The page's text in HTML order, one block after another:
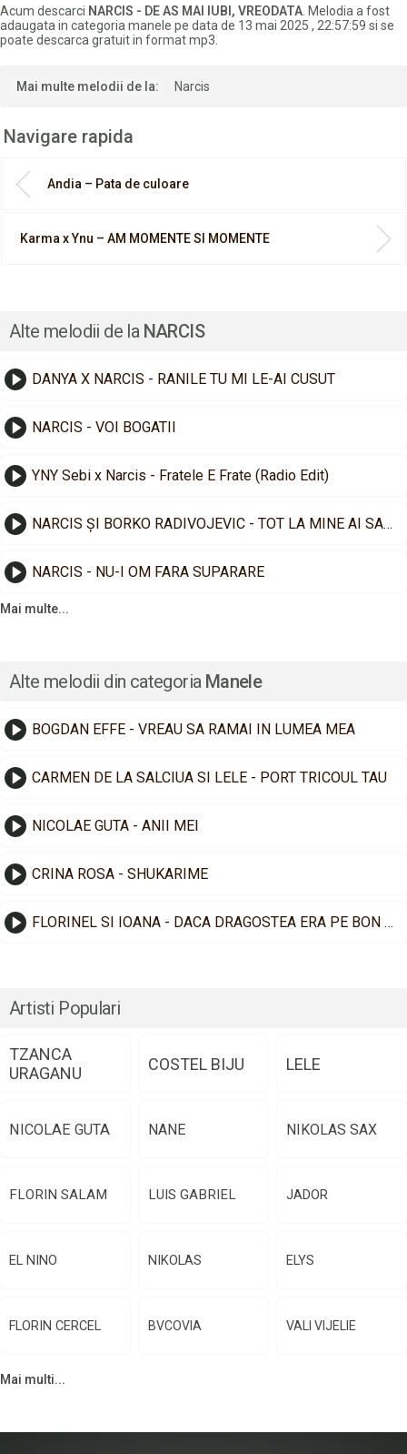
Acum descarci NARCIS - DE AS MAI IUBI, VREODATA . Melodia a fost
adaugata in categoria manele pe data de 13 mai 2025 , 22:57:59 si se
poate descarca gratuit in format mp3.
Mai multe melodii de la: Narcis
Navigare rapida
Andia – Pata de culoare
Karma x Ynu – AM MOMENTE SI MOMENTE
Alte melodii de la NARCIS
DANYA X NARCIS - RANILE TU MI LE-AI CUSUT
NARCIS - VOI BOGATII
YNY Sebi x Narcis - Fratele E Frate (Radio Edit)
NARCIS ȘI BORKO RADIVOJEVIC - TOT LA MINE AI SA VII
NARCIS - NU-I OM FARA SUPARARE
Mai multe...
Alte melodii din categoria Manele
BOGDAN EFFE - VREAU SA RAMAI IN LUMEA MEA
CARMEN DE LA SALCIUA SI LELE - PORT TRICOUL TAU
NICOLAE GUTA - ANII MEI
CRINA ROSA - SHUKARIME
FLORINEL SI IOANA - DACA DRAGOSTEA ERA PE BON FISCAL
Artisti Populari
TZANCA
URAGANU
COSTEL BIJU LELE
NICOLAE GUTA NANE NIKOLAS SAX
FLORIN SALAM LUIS GABRIEL JADOR
EL NINO NIKOLAS ELYS
FLORIN CERCEL BVCOVIA VALI VIJELIE
Mai multi...